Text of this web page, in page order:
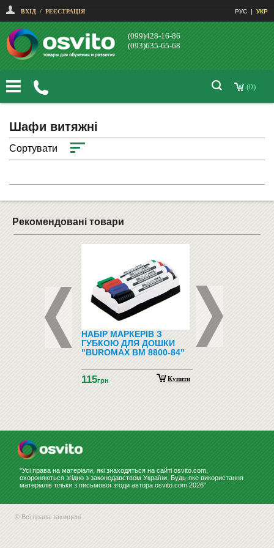
ВХІД / РЕЄСТРАЦІЯ РУС | УКР
(099)428-16-86
(093)635-65-68
(0)
Шафи витяжні
Сортувати
Рекомендовані товари
НАБІР МАРКЕРІВ З
ГУБКОЮ ДЛЯ ДОШКИ
"BUROMAX BM 8800-84"
115грн Купити
ПІДЛОГОВІ
"Усі права на матеріали, які знаходяться на сайті osvito.com,
охороняються згідно з законодавством України. Будь-яке використання
матеріалів тільки з письмової згоди автора osvito.com 2026"
© Всі права захищені